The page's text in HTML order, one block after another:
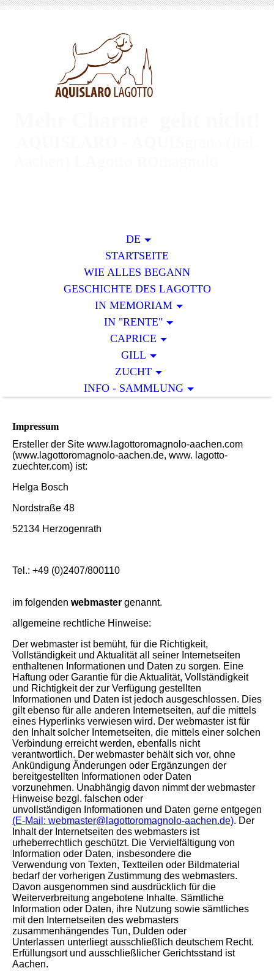
DE
STARTSEITE
WIE ALLES BEGANN
GESCHICHTE DES LAGOTTO
IN MEMORIAM
IN "RENTE"
CAPRICE
GILL
ZUCHT
INFO - SAMMLUNG
Impressum
Ersteller der Site www.lagottoromagnolo-aachen.com
(www.lagottoromagnolo-aachen.de, www. lagotto-
zuechter.com) ist:
Helga Bosch
Nordstraße 48
52134 Herzogenrath
Tel.: +49 (0)2407/800110
im folgenden webmaster genannt.
allgemeine rechtliche Hinweise:
Der webmaster ist bemüht, für die Richtigkeit,
Vollständigkeit und Aktualität all seiner Internetseiten
enthaltenen Informationen und Daten zu sorgen. Eine
Haftung oder Garantie für die Aktualität, Vollständigkeit
und Richtigkeit der zur Verfügung gestellten
Informationen und Daten ist jedoch ausgeschlossen. Dies
gilt ebenso für alle anderen Internetseiten, auf die mittels
eines Hyperlinks verwiesen wird. Der webmaster ist für
den Inhalt solcher Internetseiten, die mittels einer solchen
Verbindung erreicht werden, ebenfalls nicht
verantwortlich. Der webmaster behält sich vor, ohne
Ankündigung Änderungen oder Ergänzungen der
bereitgestellten Informationen oder Daten
vorzunehmen. Unabhängig davon nimmt der webmaster
Hinweise bezgl. falschen oder
unvollständigen Informationen und Daten gerne entgegen
(E-Mail: webmaster@lagottoromagnolo-aachen.de). Der
Inhalt der Internetseiten des webmasters ist
urheberrechtlich geschützt. Die Vervielfältigung von
Information oder Daten, insbesondere die
Verwendung von Texten, Textteilen oder Bildmaterial
bedarf der vorherigen Zustimmung des webmasters.
Davon ausgenommen sind ausdrücklich für die
Weiterverbreitung angebotene Inhalte. Sämtliche
Information oder Daten, ihre Nutzung sowie sämtliches
mit den Internetseiten des webmasters
zusammenhängendes Tun, Dulden oder
Unterlassen unterliegt ausschließlich deutschem Recht.
Erfüllungsort und ausschließlicher Gerichtsstand ist
Aachen.